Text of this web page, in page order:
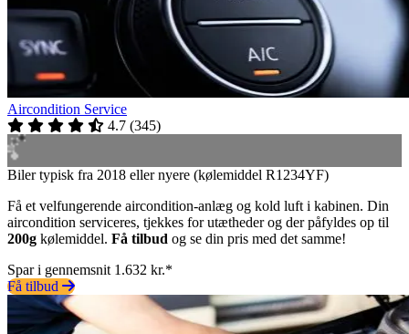
Aircondition Service
4.7 (345)
Biler typisk fra 2018 eller nyere (kølemiddel R1234YF)
Få et velfungerende aircondition-anlæg og kold luft i kabinen. Din
aircondition serviceres, tjekkes for utætheder og der påfyldes op til
200g kølemiddel. Få tilbud og se din pris med det samme!
Spar i gennemsnit 1.632 kr.*
Få tilbud